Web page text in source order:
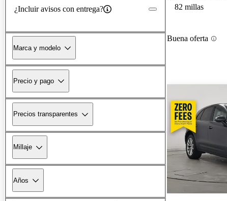
¿Incluir avisos con entrega?
Marca y modelo
Precio y pago
Precios transparentes
Millaje
Años
82 millas
Buena oferta